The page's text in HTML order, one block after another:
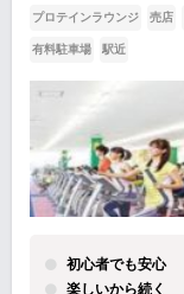
プロテインラウンジ 売店
有料駐車場 駅近
初心者でも安心
楽しいから続く